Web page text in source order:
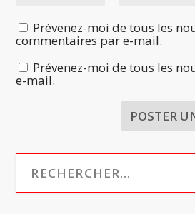
Prévenez-moi de tous les
commentaires par e-mail.
Prévenez-moi de tous les
e-mail.